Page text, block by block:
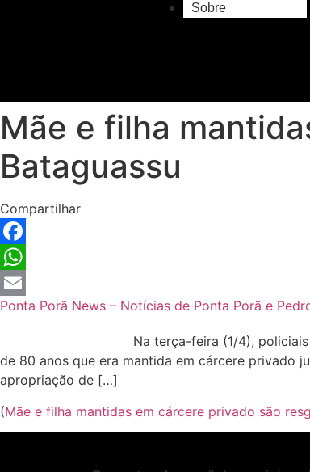
Sobre
Mãe e filha
Bataguassu
Compartilhar
Facebook
WhatsApp
Email
Ponta Porã News – Notícias de Ponta Porã e
Na terça-feira (1/4),
de 80 anos que era mantida em cárcere privado
apropriação de […]
(Mãe e filha mantidas em cárcere privado são